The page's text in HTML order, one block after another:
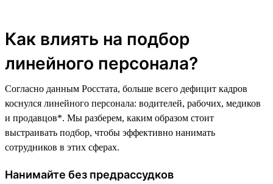
Как влиять на подбор
линейного персонала?
Согласно данным Росстата, больше всего дефицит кадров
коснулся линейного персонала: водителей, рабочих, медиков
и продавцов*. Мы разберем, каким образом стоит
выстраивать подбор, чтобы эффективно нанимать
сотрудников в этих сферах.
Нанимайте без предрассудков